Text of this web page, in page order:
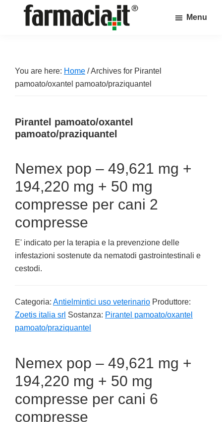
sul
mondo
online
Menu
You are here: Home /Archives for Pirantel
pamoato/oxantel pamoato/praziquantel
Pirantel pamoato/oxantel
pamoato/praziquantel
Nemex pop – 49,621 mg +
194,220 mg + 50 mg
compresse per cani 2
compresse
E' indicato per la terapia e la prevenzione delle
infestazioni sostenute da nematodi gastrointestinali e
cestodi.
Categoria: Antielmintici uso veterinario Produttore:
Zoetis italia srl Sostanza: Pirantel pamoato/oxantel
pamoato/praziquantel
Nemex pop – 49,621 mg +
194,220 mg + 50 mg
compresse per cani 6
compresse